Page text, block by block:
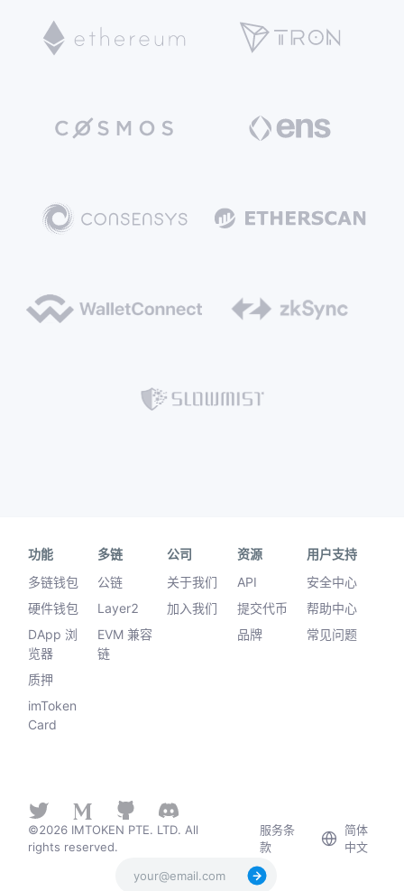
功能
多链钱包
硬件钱包
DApp 浏
览器
质押
imToken
Card
多链
公链
Layer2
EVM 兼容
链
公司
关于我们
加入我们
资源
API
提交代币
品牌
用户支持
安全中心
帮助中心
常见问题
©2026 IMTOKEN PTE. LTD. All
rights reserved.
服务条
款
简体
中文